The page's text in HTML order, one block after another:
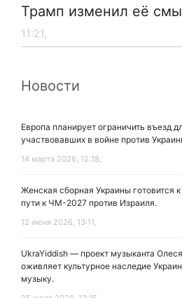
Трамп изменил её
11:21,
Новости
Европа планирует ограничить въезд
участвовавших в войне против
14 марта 2026, 12:18,
Женская сборная Украины готовится
пути к ЧМ-2027 против Израиля.
12 июня 2026, 13:11,
UkraYiddish — проект музыканта
оживляет культурное наследие
музыку.